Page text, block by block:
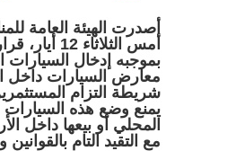
أصدرت الهيئة العامة
أمس الثلاثاء
بموجبه إدخال السيارات
معارض السيارات داخل
شريطة التزام
يمنع وضع هذه السيارات
المحلي أو بيعها داخل
مع التقيد التام بالقوانين